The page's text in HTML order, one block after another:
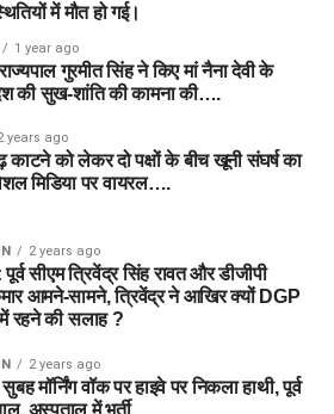
में मौत हो गई।
1 year ago
गुरमीत सिंह ने किए मां नैना देवी के
की सुख-शांति की कामना की….
years ago
को लेकर दो पक्षों के बीच खूनी संघर्ष का
मिडिया पर वायरल….
2 years ago
सीएम त्रिवेंद्र सिंह रावत और डीजीपी
आमने-सामने, त्रिवेंद्र ने आखिर क्यों DGP
रहने की सलाह ?
2 years ago
मॉर्निंग वॉक पर हाइवे पर निकला हाथी, पूर्व
अस्पताल में भर्ती